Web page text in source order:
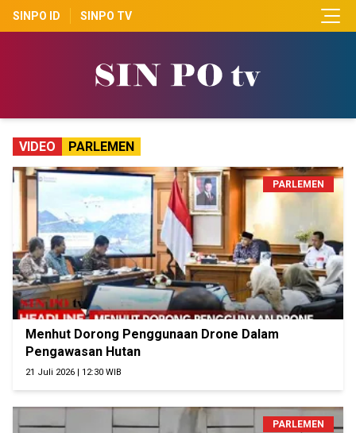
SINPO ID SINPO TV
VIDEO PARLEMEN
PARLEMEN
Menhut Dorong Penggunaan Drone Dalam
Pengawasan Hutan
21 Juli 2026 | 12:30 WIB
PARLEMEN